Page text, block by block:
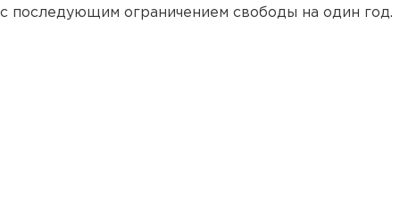
c последующим ограничением свободы на один год.